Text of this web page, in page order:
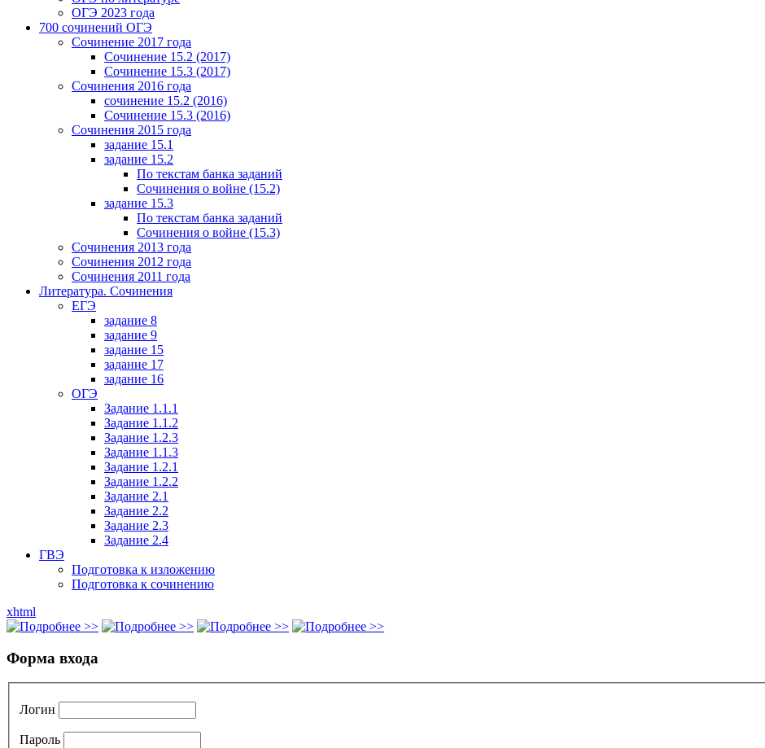
ОГЭ 2023 года
700 cочинений ОГЭ
Сочинение 2017 года
Сочинение 15.2 (2017)
Сочинение 15.3 (2017)
Сочинения 2016 года
сочинение 15.2 (2016)
Сочинение 15.3 (2016)
Сочинения 2015 года
задание 15.1
задание 15.2
По текстам банка заданий
Сочинения о войне (15.2)
задание 15.3
По текстам банка заданий
Сочинения о войне (15.3)
Сочинения 2013 года
Сочинения 2012 года
Сочинения 2011 года
Литература. Сочинения
ЕГЭ
задание 8
задание 9
задание 15
задание 17
задание 16
ОГЭ
Задание 1.1.1
Задание 1.1.2
Задание 1.2.3
Задание 1.1.3
Задание 1.2.1
Задание 1.2.2
Задание 2.1
Задание 2.2
Задание 2.3
Задание 2.4
ГВЭ
Подготовка к изложению
Подготовка к сочинению
xhtml
Форма входа
Логин
Пароль